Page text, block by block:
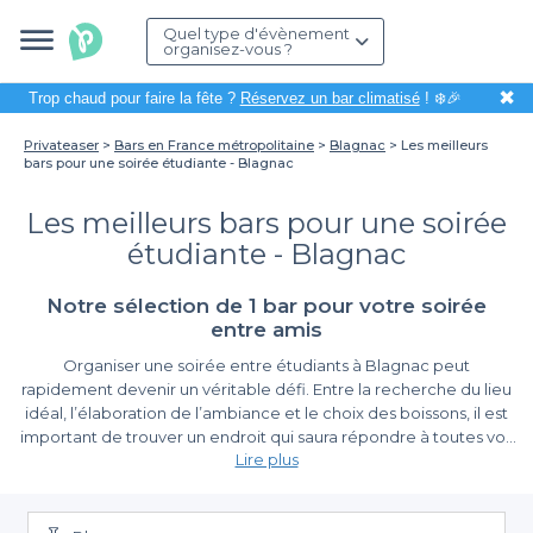
Quel type d'évènement
organisez-vous ?
Trop chaud pour faire la fête ? Réservez un bar climatisé! ❄️🎉 ✖
Privateaser Bars en France métropolitaine Blagnac
Les meilleurs
bars pour une soirée étudiante - Blagnac
Les meilleurs bars pour une soirée
étudiante - Blagnac
Notre sélection de 1 bar pour votre soirée
entre amis
Organiser une soirée entre étudiants à Blagnac peut
rapidement devenir un véritable défi. Entre la recherche du lieu
idéal, l’élaboration de l’ambiance et le choix des boissons, il est
important de trouver un endroit qui saura répondre à toutes vos
attentes. Grâce à Privateaser, nous mettons à votre disposition
d’événement, pour que la planification de votre soirée soit un
La simplicité de la réservation
Lire plus